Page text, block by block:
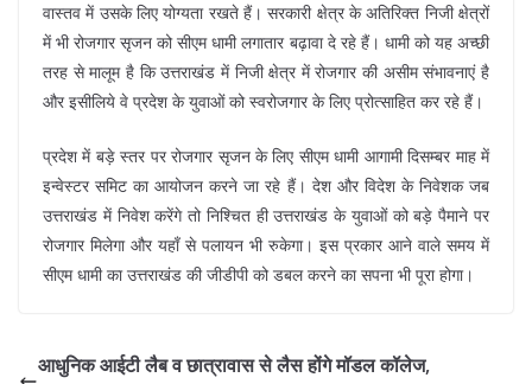
वास्तव में उसके लिए योग्यता रखते हैं। सरकारी क्षेत्र के अतिरिक्त निजी क्षेत्रों
में भी रोजगार सृजन को सीएम धामी लगातार बढ़ावा दे रहे हैं। धामी को यह अच्छी
तरह से मालूम है कि उत्तराखंड में निजी क्षेत्र में रोजगार की असीम संभावनाएं है
और इसीलिये वे प्रदेश के युवाओं को स्वरोजगार के लिए प्रोत्साहित कर रहे हैं।
प्रदेश में बड़े स्तर पर रोजगार सृजन के लिए सीएम धामी आगामी दिसम्बर माह में
इन्वेस्टर समिट का आयोजन करने जा रहे हैं। देश और विदेश के निवेशक जब
उत्तराखंड में निवेश करेंगे तो निश्चित ही उत्तराखंड के युवाओं को बड़े पैमाने पर
रोजगार मिलेगा और यहाँ से पलायन भी रुकेगा। इस प्रकार आने वाले समय में
सीएम धामी का उत्तराखंड की जीडीपी को डबल करने का सपना भी पूरा होगा।
आधुनिक आईटी लैब व छात्रावास से लैस होंगे मॉडल कॉलेज,